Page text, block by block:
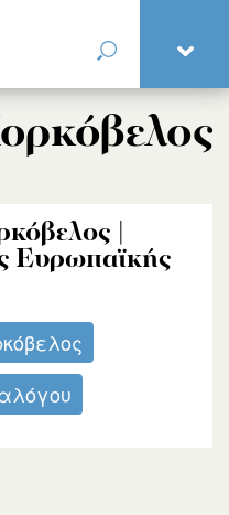
|
Ευρωπαϊκής